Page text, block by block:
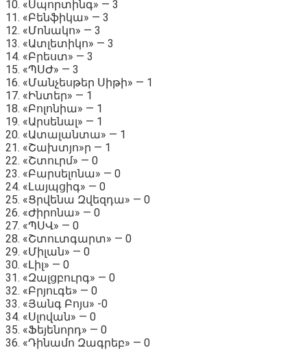
10․ «Սպորտինգ» — 3
11․ «Բենֆիկա» — 3
12․ «Մոնակո» — 3
13․ «Ատլետիկո» — 3
14․ «Բրեստ» — 3
15․ «ՊՍԺ» — 3
16․ «Մանչեսթեր Սիթի» — 1
17․ «Ինտեր» — 1
18․ «Բոլոնիա» — 1
19․ «Արսենալ» — 1
20․ «Ատալանտա» — 1
21․ «Շախտյո»ր — 1
22․ «Շտուրմ» — 0
23․ «Բարսելոնա» — 0
24․ «Լայպցիգ» — 0
25․ «Ցրվենա Զվեզդա» — 0
26․ «Ժիրոնա» — 0
27․ «ՊՍՎ» — 0
28․ «Շտուտգարտ» — 0
29․ «Միլան» — 0
30․ «Լիլ» — 0
31․ «Զալցբուրգ» — 0
32․ «Բրյուգե» — 0
33․ «Յանգ Բոյս» -0
34․ «Սլովան» — 0
35․ «Ֆեյենորդ» — 0
36․ «Դինամո Զագրեբ» — 0